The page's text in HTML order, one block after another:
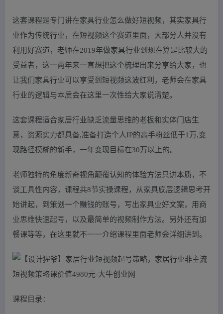
这套课程是专门讲在家具行业怎么做好短视频，其实家具行
业作为传统行业，在短视频这个赛道里面，大部分人并没有
利用好赛道，老师在2019年做家具行业到现在算是比较大的
受益者，这一两年来一直想把这个梳理出来分享给大家，也
让我们家具行业可以享受到短视频这波红利，老师会在家具
行业的逻辑与本质会在这里一次性给大家说清楚。
这套课程适合家居行业缺乏流量思维的老板和实体门店生
意，资源实力都具备,准备打造个人IP的高手粉丝低于1万,变
现路径模糊的新手，一年变现目标在30万以上的。
老师独特的角度新奇视角颠覆认知的体验方法只讲本质，不
谈工具性内容，课程共8节实操课程，从家具底层逻辑思考开
始讲起，到策划一个赚钱的账号，写出家具业好文案，用商
业思维快速起号，以及最简单的视频制作方法。另外还有加
餐课等等，在这里就不一一介绍课程里面老师会详细讲到。
课程目录：